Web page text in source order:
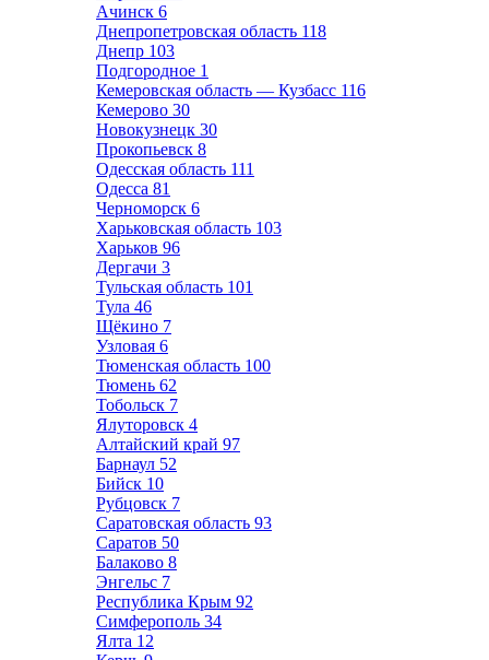
Ачинск 6
Днепропетровская область 118
Днепр 103
Подгородное 1
Кемеровская область — Кузбасс 116
Кемерово 30
Новокузнецк 30
Прокопьевск 8
Одесская область 111
Одесса 81
Черноморск 6
Харьковская область 103
Харьков 96
Дергачи 3
Тульская область 101
Тула 46
Щёкино 7
Узловая 6
Тюменская область 100
Тюмень 62
Тобольск 7
Ялуторовск 4
Алтайский край 97
Барнаул 52
Бийск 10
Рубцовск 7
Саратовская область 93
Саратов 50
Балаково 8
Энгельс 7
Республика Крым 92
Симферополь 34
Ялта 12